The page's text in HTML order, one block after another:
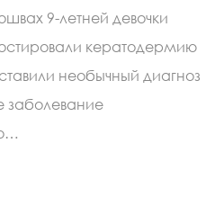
9-летней девочки
кератодермию
необычный диагноз
заболевание